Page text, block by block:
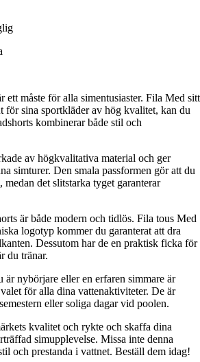
ett måste för alla simentusiaster. Fila Med sitt
för sina sportkläder av hög kvalitet, kan du
kombinerar både stil och
av högkvalitativa material och ger
simturer. Den smala passformen gör att du
det slitstarka tyget garanterar
är både modern och tidlös. Fila tous Med
logotyp kommer du garanterat att dra
Dessutom har de en praktisk ficka för
du tränar.
är nybörjare eller en erfaren simmare är
för alla dina vattenaktiviteter. De är
eller soliga dagar vid poolen.
kvalitet och rykte och skaffa dina
simupplevelse. Missa inte denna
och prestanda i vattnet. Beställ dem idag!